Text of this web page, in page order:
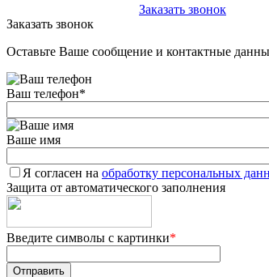
Заказать звонок
Заказать звонок
Оставьте Ваше сообщение и контактные
Ваш телефон*
Ваше имя
Я согласен на обработку персональных
Защита от автоматического заполнения
Введите символы с картинки*